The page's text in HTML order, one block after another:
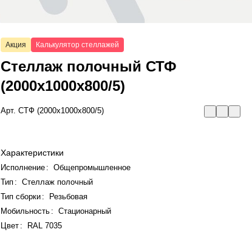
Акция Калькулятор стеллажей
Стеллаж полочный СТФ
(2000x1000x800/5)
Арт.СТФ (2000x1000x800/5)
Характеристики
Исполнение :
Общепромышленное
Тип :
Стеллаж полочный
Тип сборки:
Резьбовая
Мобильность :
Стационарный
Цвет :
RAL 7035